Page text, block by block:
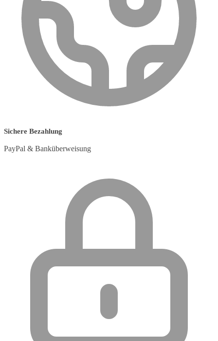
Sichere Bezahlung
PayPal & Banküberweisung